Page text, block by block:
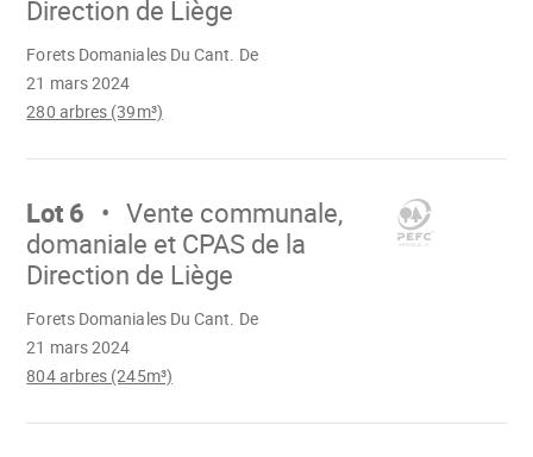
Direction de Liège
21 mars 2024
Forets Domaniales Du Cant. De
280 arbres (39m³)
Aller
Lot 6
Vente communale,
domaniale et CPAS de la
Direction de Liège
21 mars 2024
Forets Domaniales Du Cant. De
804 arbres (245m³)
Aller